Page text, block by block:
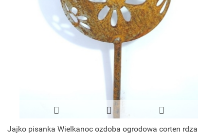
Jajko pisanka Wielkanoc ozdoba ogrodowa corten rdza